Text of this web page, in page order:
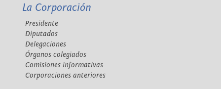
La Corporación
Presidente
Diputados
Delegaciones
Órganos colegiados
Comisiones informativas
Corporaciones anteriores